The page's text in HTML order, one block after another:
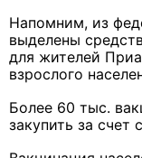
Напомним, из
выделены
для жителей
взрослого
Более 60 тыс.
закупить за счет